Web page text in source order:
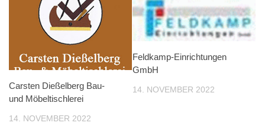
Carsten Dießelberg Bau-
und Möbeltischlerei
14. NOVEMBER 2022
Feldkamp-Einrichtungen
GmbH
14. NOVEMBER 2022